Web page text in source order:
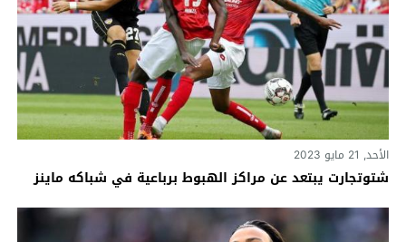
الأحد, 21 مايو 2023
شتوتجارت يبتعد عن مراكز الهبوط برباعية في شباكه ماينز